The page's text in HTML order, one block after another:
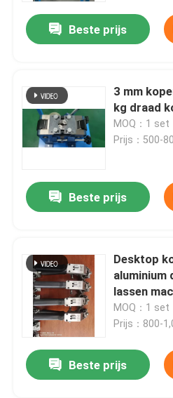
Thuis
Producten
Beste prijs
3 mm
kg draad
MOQ：1 set
Prijs：500-
Beste prijs
Desktop
aluminium
lassen
MOQ：1 set
Prijs：800-
Beste prijs